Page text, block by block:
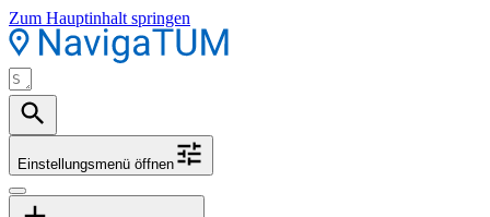
Zum Hauptinhalt springen
Einstellungsmenü öffnen